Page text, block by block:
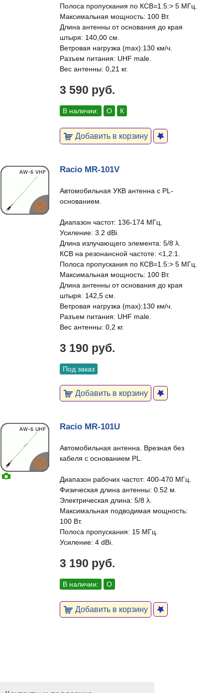
Полоса пропускания по КСВ=1.5:> 5 МГц.
Максимальная мощность: 100 Вт.
Длина антенны от основания до края
штыря: 140,00 см.
Ветровая нагрузка (max):130 км/ч.
Разъем питания: UHF male.
Вес антенны: 0,21 кг.
3 590 руб.
В наличии: О К
Добавить в корзину
Racio MR-101V
Автомобильная УКВ антенна с PL-
основанием.
Диапазон частот: 136-174 МГц.
Усиление: 3.2 dBi.
Длина излучающего элемента: 5/8 λ.
КСВ на резонансной частоте: <1,2:1.
Полоса пропускания по КСВ=1.5:> 5 МГц.
Максимальная мощность: 100 Вт.
Длина антенны от основания до края
штыря: 142,5 см.
Ветровая нагрузка (max):130 км/ч.
Разъем питания: UHF male.
Вес антенны: 0,2 кг.
3 190 руб.
Под заказ
Добавить в корзину
Racio MR-101U
Автомобильная антенна. Врезная без
кабеля с основанием PL.
Диапазон рабочих частот: 400-470 МГц.
Физическая длина антенны: 0.52 м.
Электрическая длина: 5/8 λ.
Максимальная подводимая мощность:
100 Вт.
Полоса пропускания: 15 МГц.
Усиление: 4 dBi.
3 190 руб.
В наличии: О
Добавить в корзину